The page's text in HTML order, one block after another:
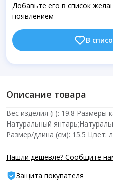
Добавьте его в список
появлением
В
Описание товара
Вес изделия (г): 19.8
Натуральный
Размер/длина (см): 15.5 Цвет:
Нашли дешевле? Сообщите
Защита покупателя